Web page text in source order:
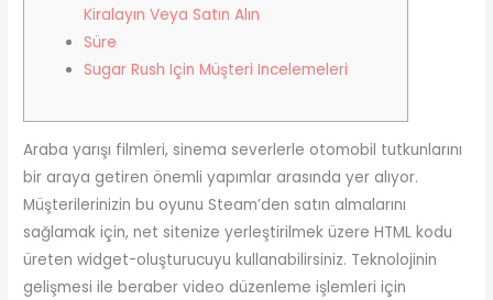
Kiralayın Veya Satın Alın
Süre
Sugar Rush Için Müşteri Incelemeleri
Araba yarışı filmleri, sinema severlerle otomobil tutkunlarını
bir araya getiren önemli yapımlar arasında yer alıyor.
Müşterilerinizin bu oyunu Steam’den satın almalarını
sağlamak için, net sitenize yerleştirilmek üzere HTML kodu
üreten widget-oluşturucuyu kullanabilirsiniz. Teknolojinin
gelişmesi ile beraber video düzenleme işlemleri için